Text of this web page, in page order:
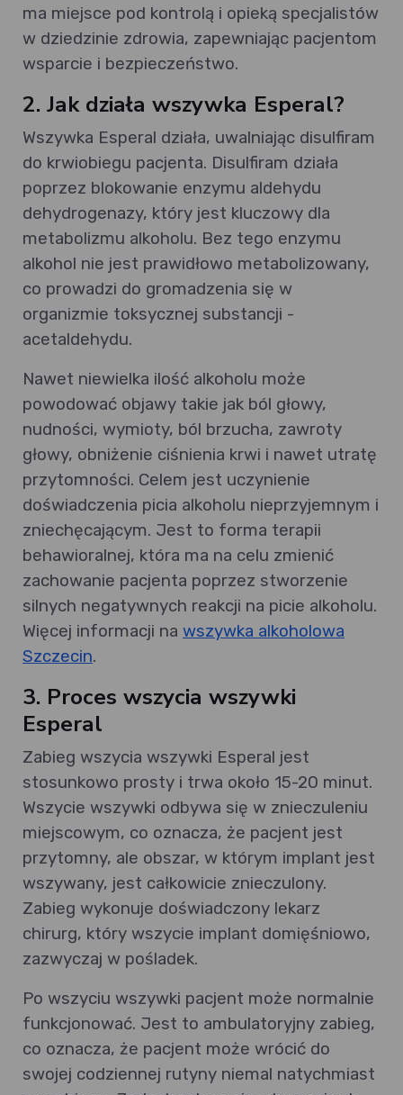
ma miejsce pod kontrolą i opieką specjalistów
w dziedzinie zdrowia, zapewniając pacjentom
wsparcie i bezpieczeństwo.
2. Jak działa wszywka Esperal?
Wszywka Esperal działa, uwalniając disulfiram
do krwiobiegu pacjenta. Disulfiram działa
poprzez blokowanie enzymu aldehydu
dehydrogenazy, który jest kluczowy dla
metabolizmu alkoholu. Bez tego enzymu
alkohol nie jest prawidłowo metabolizowany,
co prowadzi do gromadzenia się w
organizmie toksycznej substancji -
acetaldehydu.
Nawet niewielka ilość alkoholu może
powodować objawy takie jak ból głowy,
nudności, wymioty, ból brzucha, zawroty
głowy, obniżenie ciśnienia krwi i nawet utratę
przytomności. Celem jest uczynienie
doświadczenia picia alkoholu nieprzyjemnym i
zniechęcającym. Jest to forma terapii
behawioralnej, która ma na celu zmienić
zachowanie pacjenta poprzez stworzenie
silnych negatywnych reakcji na picie alkoholu.
Więcej informacji na wszywka alkoholowa
Szczecin.
3. Proces wszycia wszywki
Esperal
Zabieg wszycia wszywki Esperal jest
stosunkowo prosty i trwa około 15-20 minut.
Wszycie wszywki odbywa się w znieczuleniu
miejscowym, co oznacza, że pacjent jest
przytomny, ale obszar, w którym implant jest
wszywany, jest całkowicie znieczulony.
Zabieg wykonuje doświadczony lekarz
chirurg, który wszycie implant domięśniowo,
zazwyczaj w pośladek.
Po wszyciu wszywki pacjent może normalnie
funkcjonować. Jest to ambulatoryjny zabieg,
co oznacza, że pacjent może wrócić do
swojej codziennej rutyny niemal natychmiast